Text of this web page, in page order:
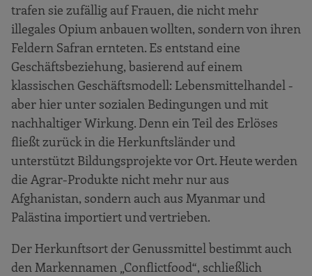
trafen sie zufällig auf Frauen, die nicht mehr
illegales Opium anbauen wollten, sondern von ihren
Feldern Safran ernteten. Es entstand eine
Geschäftsbeziehung, basierend auf einem
klassischen Geschäftsmodell: Lebensmittelhandel -
aber hier unter sozialen Bedingungen und mit
nachhaltiger Wirkung. Denn ein Teil des Erlöses
fließt zurück in die Herkunftsländer und
unterstützt Bildungsprojekte vor Ort. Heute werden
die Agrar-Produkte nicht mehr nur aus
Afghanistan, sondern auch aus Myanmar und
Palästina importiert und vertrieben.
Der Herkunftsort der Genussmittel bestimmt auch
den Markennamen „Conflictfood“, schließlich